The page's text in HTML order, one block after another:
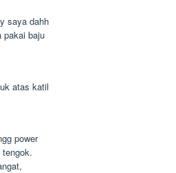
saya dahh
pakai baju
atas katil
power